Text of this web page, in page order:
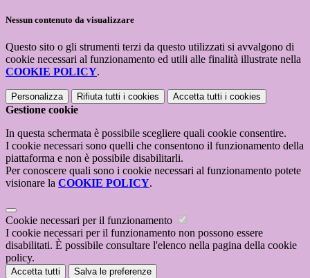
Nessun contenuto da visualizzare
Questo sito o gli strumenti terzi da questo utilizzati si avvalgono di
cookie necessari al funzionamento ed utili alle finalità illustrate nella
COOKIE POLICY.
Personalizza Rifiuta tutti i cookies Accetta tutti i cookies
Gestione cookie
In questa schermata è possibile scegliere quali cookie consentire.
I cookie necessari sono quelli che consentono il funzionamento della
piattaforma e non è possibile disabilitarli.
Per conoscere quali sono i cookie necessari al funzionamento potete
visionare la COOKIE POLICY.
Cookie necessari per il funzionamento
I cookie necessari per il funzionamento non possono essere
disabilitati. È possibile consultare l'elenco nella pagina della cookie
policy.
Accetta tutti Salva le preferenze